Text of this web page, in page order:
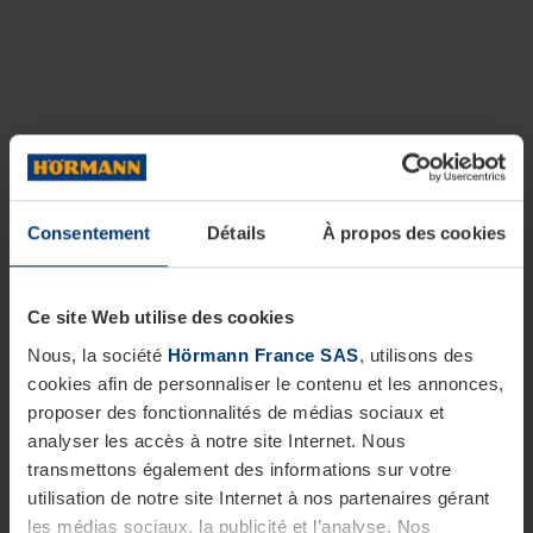
Consentement Détails À propos des cookies
Ce site Web utilise des cookies
Nous, la société Hörmann France SAS, utilisons des
cookies afin de personnaliser le contenu et les annonces,
proposer des fonctionnalités de médias sociaux et
analyser les accès à notre site Internet. Nous
transmettons également des informations sur votre
utilisation de notre site Internet à nos partenaires gérant
les médias sociaux, la publicité et l’analyse. Nos